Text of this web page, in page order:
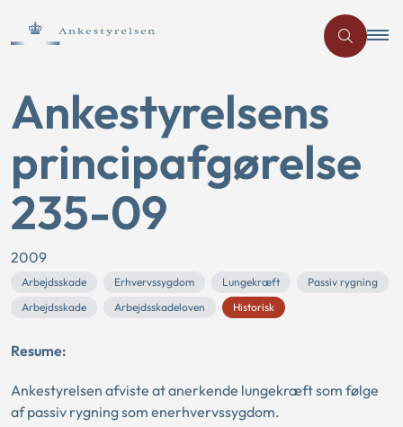
Ankestyrelsens
principafgørelse
235-09
2009
Arbejdsskade Erhvervssygdom Lungekræft
Passiv rygning
Arbejdsskade
Arbejdsskadeloven Historisk
Resume:
Ankestyrelsen afviste at anerkende lungekræft som følge
af passiv rygning som enerhvervssygdom.